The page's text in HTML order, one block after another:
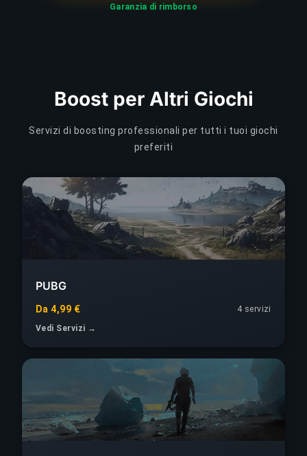
Garanzia di rimborso
Boost per Altri Giochi
Servizi di boosting professionali per tutti i tuoi giochi
preferiti
PUBG
Da 4,99 €
4 servizi
Vedi Servizi →